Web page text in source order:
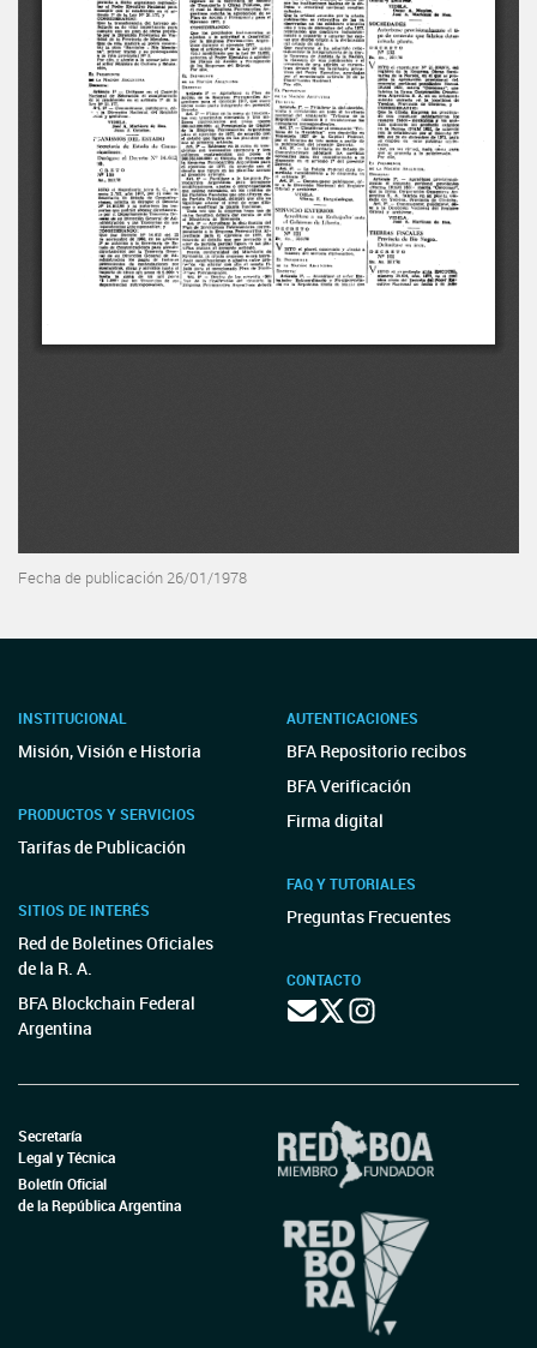
Fecha de publicación 26/01/1978
INSTITUCIONAL
Misión, Visión e Historia
PRODUCTOS Y SERVICIOS
Tarifas de Publicación
SITIOS DE INTERÉS
Red de Boletines Oficiales
de la R. A.
BFA Blockchain Federal
Argentina
AUTENTICACIONES
BFA Repositorio recibos
BFA Verificación
Firma digital
FAQ Y TUTORIALES
Preguntas Frecuentes
CONTACTO
Secretaría
Legal y Técnica
Boletín Oficial
de la República Argentina